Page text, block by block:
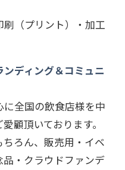
（プリント）・加工
ディング＆コミュニ
全国の飲食店様を中
顧頂いております。
ろん、販売用・イベ
・クラウドファンデ